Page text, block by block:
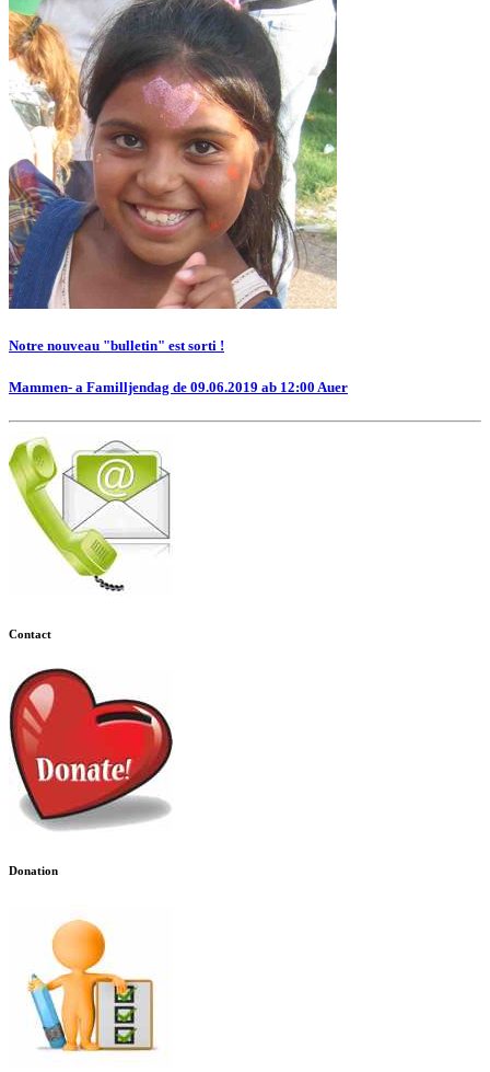
Notre nouveau "bulletin" est sorti !
Mammen- a Familljendag de 09.06.2019 ab 12:00 Auer
Contact
Donation